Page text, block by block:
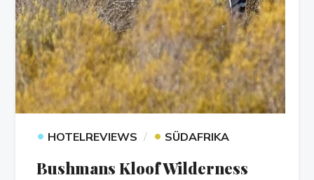
• HOTELREVIEWS • SÜDAFRIKA
Bushmans Kloof Wilderness